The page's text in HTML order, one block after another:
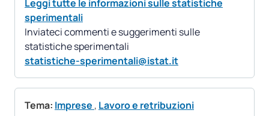
Leggi tutte le informazioni sulle statistiche
sperimentali
Inviateci commenti e suggerimenti sulle
statistiche sperimentali
statistiche-sperimentali@istat.it
Tema: Imprese , Lavoro e retribuzioni